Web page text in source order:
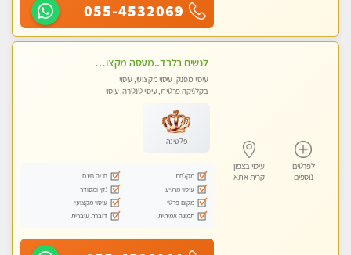
055-4532069
לפרטים
נוספים
עיסוי בצפון
קרית אתא
לנשים בלבד..מעסה מקצועי לנשים בלבד לעיסוי מרגיע ומפנק VIP-מומלץ לחלוטין! פרטי! ​​​​​​
עיסוי מפנק, עיסוי מקצועי, עיסוי
בקלניקה פרטית, עיסוי טנטרה, עיסוי
פלטינה
מקלחת
חניה חינם
עיסוי מרגיע
נקי ומסודר
מקום פרטי
עיסוי מקצועי
תמונה אמיתית
דוברת עיברית